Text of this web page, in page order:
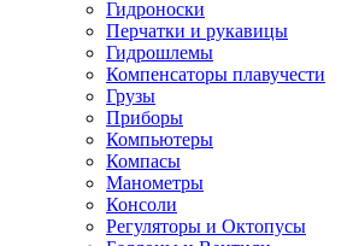
Гидроноски
Перчатки и рукавицы
Гидрошлемы
Компенсаторы плавучести
Грузы
Приборы
Компьютеры
Компасы
Манометры
Консоли
Регуляторы и Октопусы